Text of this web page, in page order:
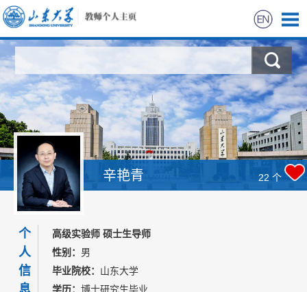
科学研究
教学研究
招生信息
学生信息
我的相册
辛艳青 22 个
个
人
信
息
高级实验师 硕士生导师
性别： 男
毕业院校： 山东大学
学历： 博士研究生毕业